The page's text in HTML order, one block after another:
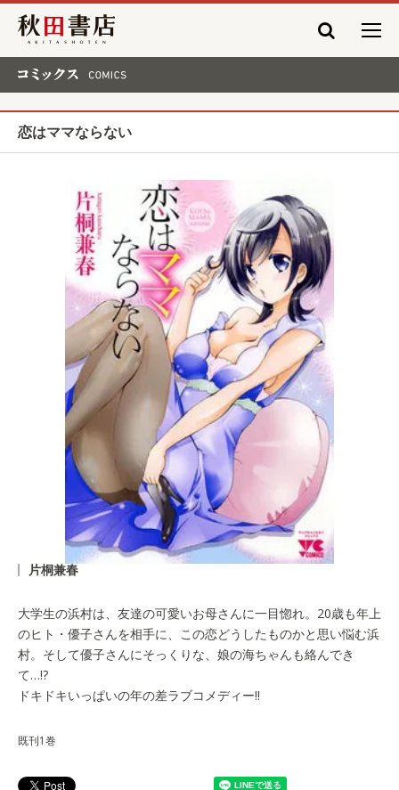
秋田書店
恋はママならない
片桐兼春
大学生の浜村は、友達の可愛いお母さんに一目惚れ。20歳も年上
のヒト・優子さんを相手に、この恋どうしたものかと思い悩む浜
村。そして優子さんにそっくりな、娘の海ちゃんも絡んでき
て…!?
ドキドキいっぱいの年の差ラブコメディー!!
既刊1巻